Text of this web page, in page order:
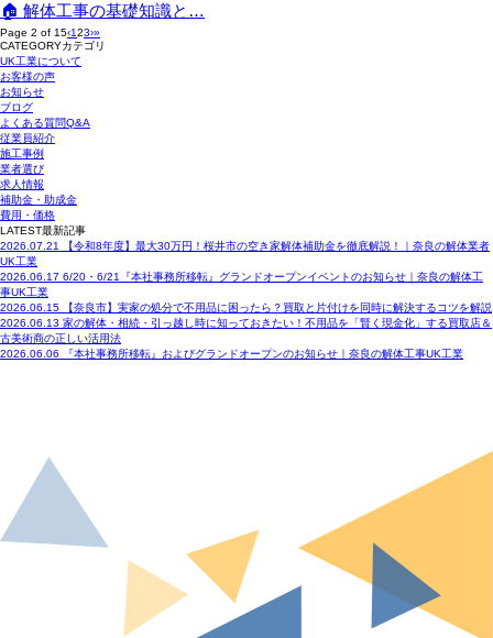
🏠 解体工事の基礎知識と…
Page 2 of 15‹123›»
CATEGORYカテゴリ
UK工業について
お客様の声
お知らせ
ブログ
よくある質問Q&A
従業員紹介
施工事例
業者選び
求人情報
補助金・助成金
費用・価格
LATEST最新記事
2026.07.21
【令和8年度】最大30万円！桜井市の空き家解体補助金を徹底解説！｜奈良の解体業者
UK工業
2026.06.17 6/20・6/21『本社事務所移転』グランドオープンイベントのお知らせ｜奈良の解体工
事UK工業
2026.06.15 【奈良市】実家の処分で不用品に困ったら？買取と片付けを同時に解決するコツを解説
2026.06.13 家の解体・相続・引っ越し時に知っておきたい！不用品を「賢く現金化」する買取店＆
古美術商の正しい活用法
2026.06.06 『本社事務所移転』およびグランドオープンのお知らせ｜奈良の解体工事UK工業